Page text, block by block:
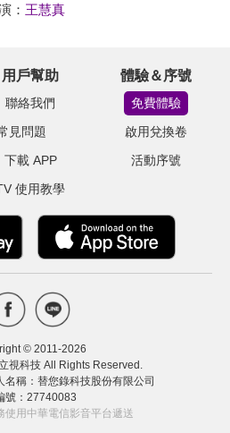
： 王慧真
用戶幫助
聯絡我們
見問題
下載 APP
使用教學
體驗＆序號
免費體驗
啟用兌換卷
活動序號
© 2011-2026
視科技 All Rights Reserved.
名稱：替您錄科技股份有限公司
號：27740083
使用中華電信影音平台遞送